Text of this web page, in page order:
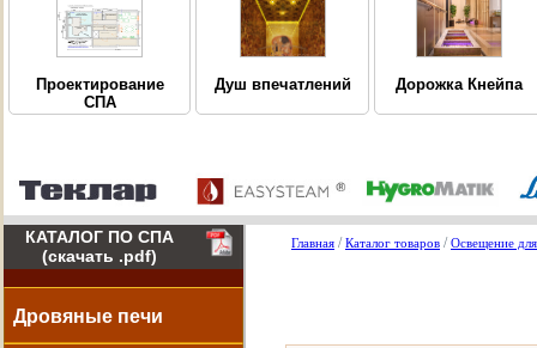
Проектирование
СПА
Душ впечатлений Дорожка Кнейпа
КАТАЛОГ ПО СПА
(скачать .pdf)
Дровяные печи
Главная /Каталог товаров /Освещение